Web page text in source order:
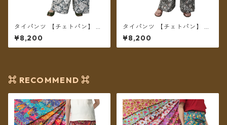
タイパンツ 【チェトパン】 Fi
shermanpants-052 ＊メール
便送料無料＊
¥8,200
タイパンツ 【チェトパン】 Fi
shermanpants-055 ＊メール
便送料無料＊
¥8,200
⌘ RECOMMEND ⌘